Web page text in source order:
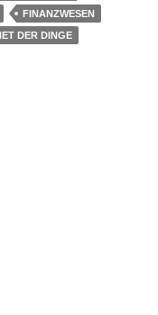
FINANZWESEN
DER DINGE